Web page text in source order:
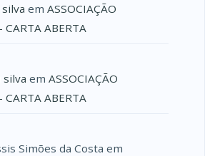
em ASSOCIAÇÃO
CARTA ABERTA
em ASSOCIAÇÃO
CARTA ABERTA
Simões da Costa em